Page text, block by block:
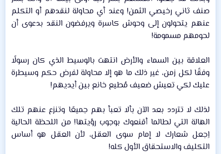
صنف ثاني رخيصي الثمن! وعند أي محاولة لنقدهم أو التكلم
عنهم يتحولون إلى وحوش كاسرة ويرفضون النقد بدعوى أن
لحومهم مسمومة!​
العلاقة بين السماء والأرض انتهت بالوسيط الذي كان رسولًا
وفقًا لكل زمن، غير ذلك ما هو إلا محاولة لفرض حكم وسيطرة
عليك لكي تعيش ضعيف مُطيع خانع بين أيديهم!​
لذلك لا تتردد بعد الآن بألا تعبأ بهم جميعًا وتنزع عنهم تلك
الهالة التي لطالما أقنعوك بوجوب رؤيتها! من اللحظة الحالية
اِجعل شعارك لا إمام سوى العقل، لأن العقل هو أساس
التكليف والاستحقاق الأول كله!​